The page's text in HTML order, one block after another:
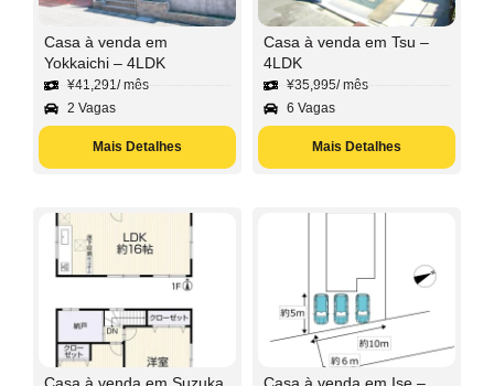
Casa à venda em
Yokkaichi – 4LDK
¥41,291/ mês
2 Vagas
Mais Detalhes
Casa à venda em Tsu –
4LDK
¥35,995/ mês
6 Vagas
Mais Detalhes